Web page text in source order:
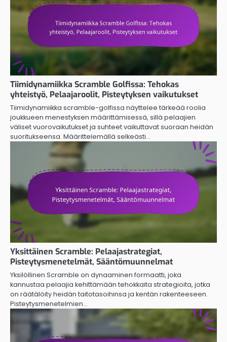
Tiimidynamiikka Scramble Golfissa: Tehokas
yhteistyö, Pelaajaroolit, Pisteytyksen vaikutukset
Tiimidynamiikka scramble-golfissa näyttelee tärkeää roolia
joukkueen menestyksen määrittämisessä, sillä pelaajien
väliset vuorovaikutukset ja suhteet vaikuttavat suoraan heidän
suoritukseensa. Määrittelemällä selkeästi…
Yksittäinen Scramble: Pelaajastrategiat,
Pisteytysmenetelmät, Sääntömuunnelmat
Yksilöllinen Scramble on dynaaminen formaatti, joka
kannustaa pelaajia kehittämään tehokkaita strategioita, jotka
on räätälöity heidän taitotasoihinsa ja kentän rakenteeseen.
Pisteytysmenetelmien…